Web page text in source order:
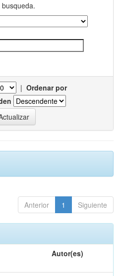
| Ordenar por
Anterior 1 Siguiente
Autor(es)